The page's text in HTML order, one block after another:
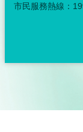
市民服務熱線：